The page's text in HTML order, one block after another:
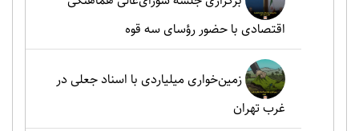
اقتصادی با حضور رؤسای سه قوه
زمین‌خواری میلیاردی با اسناد جعلی در
غرب تهران